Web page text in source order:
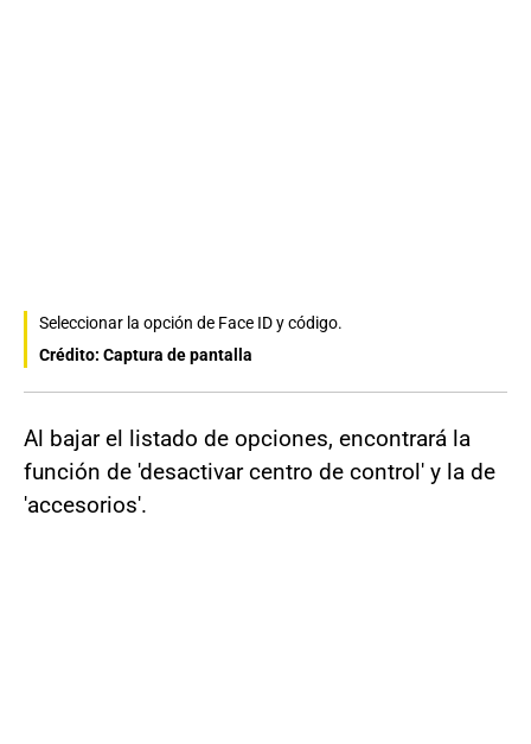
Seleccionar la opción de Face ID y código.
Crédito: Captura de pantalla
Al bajar el listado de opciones, encontrará la
función de 'desactivar centro de control' y la de
'accesorios'.